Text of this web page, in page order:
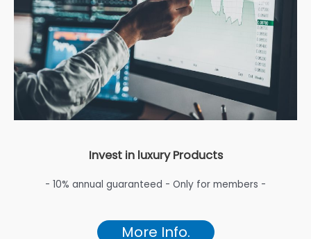
Invest in luxury Products
- 10% annual guaranteed - Only for members -
More Info.